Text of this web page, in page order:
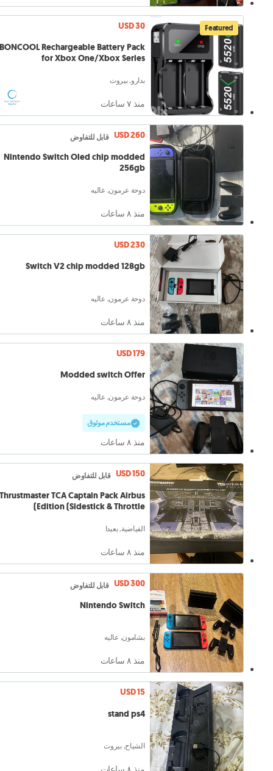
Featured
USD 30
Rechargeable Battery Pack
for Xbox One/Xbox Series
بدارو, بيروت
منذ ٧ ساعات
USD 260 قابل للتفاوض
Nintendo Switch Oled chip modded
256gb
دوحة عرمون, عاليه
منذ ٨ ساعات
USD 230
Switch V2 chip modded 128gb
دوحة عرمون, عاليه
منذ ٨ ساعات
USD 179
Modded switch Offer
دوحة عرمون, عاليه
مستخدم موثوق
منذ ٨ ساعات
USD 150 قابل للتفاوض
TCA Captain Pack Airbus
Edition (Sidestick & Throttle)
الفياضية, بعبدا
منذ ٨ ساعات
USD 300 قابل للتفاوض
Nintendo Switch
بشامون, عاليه
منذ ٨ ساعات
USD 15
stand ps4
الشياح, بيروت